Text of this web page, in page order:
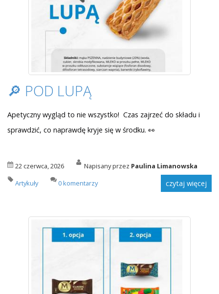
🔎 POD LUPĄ
Apetyczny wygląd to nie wszystko! Czas zajrzeć do składu i
sprawdzić, co naprawdę kryje się w środku. 👀
22 czerwca, 2026 Napisany przez Paulina Limanowska
Artykuły
0 komentarzy czytaj więcej